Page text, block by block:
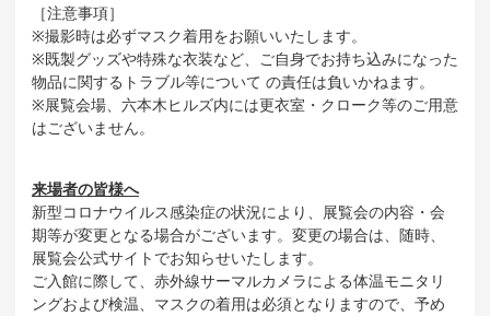
［注意事項］
※撮影時は必ずマスク着用をお願いいたします。
※既製グッズや特殊な衣装など、ご自身でお持ち込みになった
物品に関するトラブル等について の責任は負いかねます。
※展覧会場、六本木ヒルズ内には更衣室・クローク等のご用意
はございません。
来場者の皆様へ
新型コロナウイルス感染症の状況により、展覧会の内容・会
期等が変更となる場合がございます。変更の場合は、随時、
展覧会公式サイトでお知らせいたします。
ご入館に際して、赤外線サーマルカメラによる体温モニタリ
ングおよび検温、マスクの着用は必須となりますので、予め